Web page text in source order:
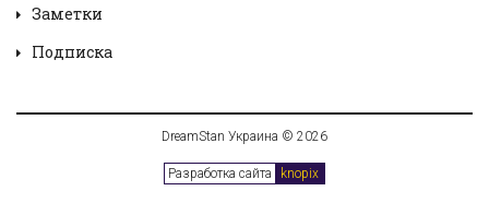
Заметки
Подписка
DreamStan Украина © 2026
Разработка сайта knopix